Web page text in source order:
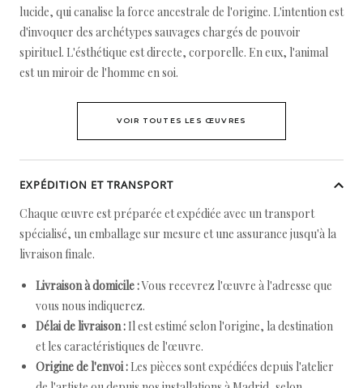
lucide, qui canalise la force ancestrale de l'origine. L'intention est
d'invoquer des archétypes sauvages chargés de pouvoir
spirituel. L'ésthétique est directe, corporelle. En eux, l'animal
est un miroir de l'homme en soi.
VOIR TOUTES LES ŒUVRES
EXPÉDITION ET TRANSPORT
Chaque œuvre est préparée et expédiée avec un transport
spécialisé, un emballage sur mesure et une assurance jusqu'à la
livraison finale.
Livraison à domicile :Vous recevrez l'œuvre à l'adresse que
vous nous indiquerez.
Délai de livraison : Il est estimé selon l'origine, la destination
et les caractéristiques de l'œuvre.
Origine de l'envoi : Les pièces sont expédiées depuis l'atelier